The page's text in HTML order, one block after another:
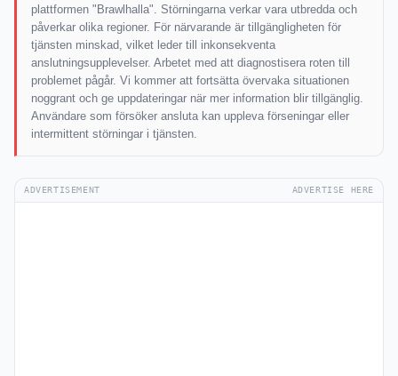
plattformen "Brawlhalla". Störningarna verkar vara utbredda och
påverkar olika regioner. För närvarande är tillgängligheten för
tjänsten minskad, vilket leder till inkonsekventa
anslutningsupplevelser. Arbetet med att diagnostisera roten till
problemet pågår. Vi kommer att fortsätta övervaka situationen
noggrant och ge uppdateringar när mer information blir tillgänglig.
Användare som försöker ansluta kan uppleva förseningar eller
intermittent störningar i tjänsten.
ADVERTISEMENT ADVERTISE HERE